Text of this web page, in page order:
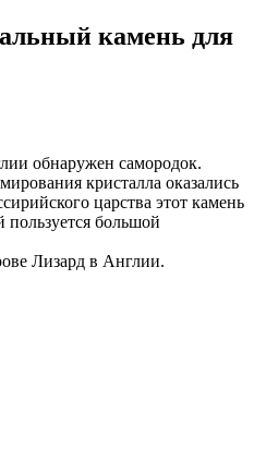
камень для
обнаружен самородок.
кристалла оказались
царства этот камень
пользуется большой
Лизард в Англии.